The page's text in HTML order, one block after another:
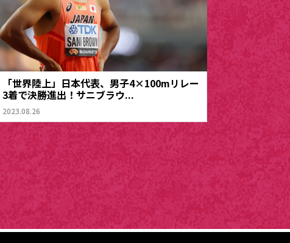
「世界陸上」日本代表、男子4×100mリレー
3着で決勝進出！サニブラウ...
2023.08.26